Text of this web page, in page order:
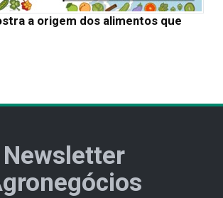
a origem dos alimentos que
Newsletter